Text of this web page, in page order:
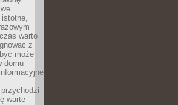
warto
z
może
domu
warte